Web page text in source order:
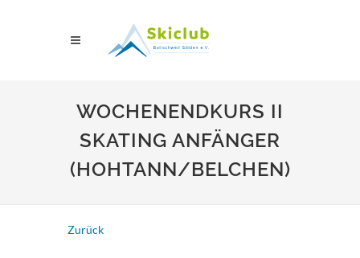
WOCHENENDKURS II
SKATING ANFÄNGER
(HOHTANN/BELCHEN)
Zurück